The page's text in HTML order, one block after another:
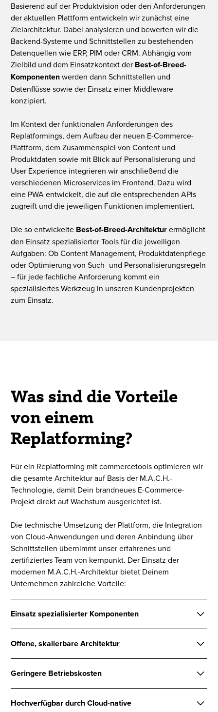
Basierend auf der Produktvision oder den Anforderungen
der aktuellen Plattform entwickeln wir zunächst eine
Zielarchitektur. Dabei analysieren und bewerten wir die
Backend-Systeme und Schnittstellen zu bestehenden
Datenquellen wie ERP, PIM oder CRM. Abhängig vom
Zielbild und dem Einsatzkontext der Best-of-Breed-
Komponentenwerden dann Schnittstellen und
Datenflüsse sowie der Einsatz einer Middleware
konzipiert.
Im Kontext der funktionalen Anforderungen des
Replatformings, dem Aufbau der neuen E-Commerce-
Plattform, dem Zusammenspiel von Content und
Produktdaten sowie mit Blick auf Personalisierung und
User Experience integrieren wir anschließend die
verschiedenen Microservices im Frontend. Dazu wird
eine PWA entwickelt, die auf die entsprechenden APIs
zugreift und die jeweiligen Funktionen implementiert.
Die so entwickelte Best-of-Breed-Architekturermöglicht
den Einsatz spezialisierter Tools für die jeweiligen
Aufgaben: Ob Content Management, Produktdatenpflege
oder Optimierung von Such- und Personalisierungsregeln
– für jede fachliche Anforderung kommt ein
spezialisiertes Werkzeug in unseren Kundenprojekten
zum Einsatz.
Was sind die Vorteile
von einem
Replatforming?
Für ein Replatforming mit commercetools optimieren wir
die gesamte Architektur auf Basis der M.A.C.H.-
Technologie, damit Dein brandneues E-Commerce-
Projekt direkt auf Wachstum ausgerichtet ist.
Die technische Umsetzung der Plattform, die Integration
von Cloud-Anwendungen und deren Anbindung über
Schnittstellen übernimmt unser erfahrenes und
zertifiziertes Team von kernpunkt. Der Einsatz der
modernen M.A.C.H.-Architektur bietet Deinem
Unternehmen zahlreiche Vorteile:
Einsatz spezialisierter Komponenten
jeweiligen Aufgaben entsprechend spezialisierte und
führende Technologien eingesetzt. Ob Content
Management, Suche, Personalisierung, Shop
Technologie eingesetzt werden.
Offene, skalierbare Architektur
die per API vollkommen unabhängig voneinander
funktionierende Microservices verwenden. So können
die jeweils relevanten Dienste und Daten genutzt und
Geringere Betriebskosten
Verarbeitung der Daten innerhalb der jeweiligen Cloud
Hochverfügbar durch Cloud-native